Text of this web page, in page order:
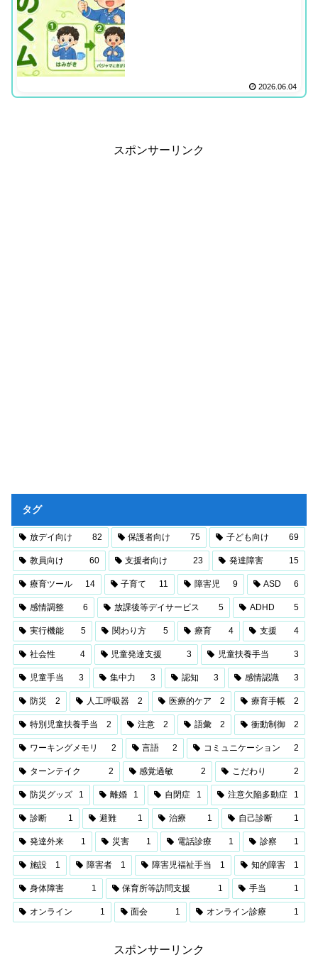
2026.06.04
スポンサーリンク
タグ
放デイ向け 82 保護者向け 75 子ども向け 69
教員向け 60 支援者向け 23 発達障害 15
療育ツール 14 子育て 11 障害児 9 ASD 6
感情調整 6 放課後等デイサービス 5 ADHD 5
実行機能 5 関わり方 5 療育 4 支援 4
社会性 4 児童発達支援 3 児童扶養手当 3
児童手当 3 集中力 3 認知 3 感情認識 3
防災 2 人工呼吸器 2 医療的ケア 2 療育手帳 2
特別児童扶養手当 2 注意 2 語彙 2 衝動制御 2
ワーキングメモリ 2 言語 2 コミュニケーション 2
ターンテイク 2 感覚過敏 2 こだわり 2
防災グッズ 1 離婚 1 自閉症 1 注意欠陥多動症 1
診断 1 避難 1 治療 1 自己診断 1
発達外来 1 災害 1 電話診療 1 診察 1
施設 1 障害者 1 障害児福祉手当 1 知的障害 1
身体障害 1 保育所等訪問支援 1 手当 1
オンライン 1 面会 1 オンライン診療 1
スポンサーリンク